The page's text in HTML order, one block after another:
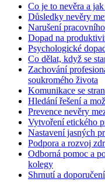
Co je to nevěra a
Důsledky nevěry
Narušení
Dopad na
Psychologické
Co dělat, když se
Zachování
soukromého života
Komunikace se
Hledání řešení a
Prevence nevěry
Vytvoření etického
Nastavení jasných
Podpora a rozvoj
Odborná pomoc a
kolegy
Shrnutí a